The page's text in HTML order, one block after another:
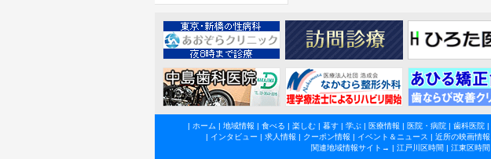
| ホーム | 地域情報 | 食べる | 楽しむ| 暮す| 学ぶ| 医療情報 | 医院・病院| 歯科医院|
| インタビュー | 求人情報 | クーポン情報 | イベント＆ニュース | 近所の映画情報
関連地域情報サイト→ | 江戸川区時間 | 江東区時間